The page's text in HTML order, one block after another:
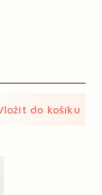
do košíku